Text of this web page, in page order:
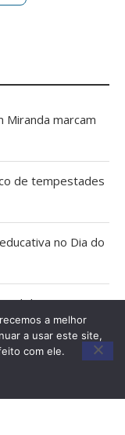
Miranda marcam
de tempestades
no Dia do
do ar
de filhos, aponta
a melhor
a usar este site,
com ele.